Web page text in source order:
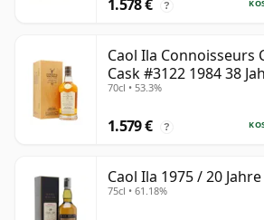
1.578 € ?
Caol Ila Connoisseurs
Cask #3122 1984 38
70cl • 53.3%
1.579 € ?
Caol Ila 1975 / 20
75cl • 61.18%